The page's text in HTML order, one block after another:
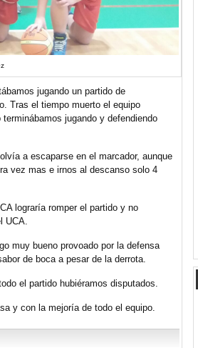
jugando un partido de
Tras el tiempo muerto el equipo
jugando y defendiendo
a escaparse en el marcador, aunque
vez mas e irnos al descanso solo 4
lograría romper el partido y no
UCA.
muy bueno provoado por la defensa
de boca a pesar de la derrota.
el partido hubiéramos disputados.
y con la mejoría de todo el equipo.